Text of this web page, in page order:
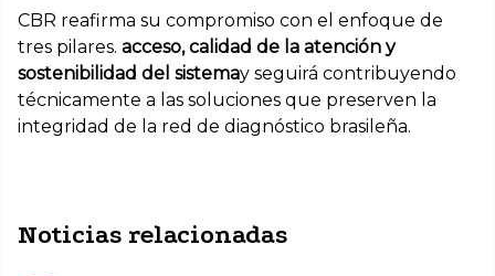
CBR reafirma su compromiso con el enfoque de
tres pilares. acceso, calidad de la atención y
sostenibilidad del sistemay seguirá contribuyendo
técnicamente a las soluciones que preserven la
integridad de la red de diagnóstico brasileña.
Noticias relacionadas